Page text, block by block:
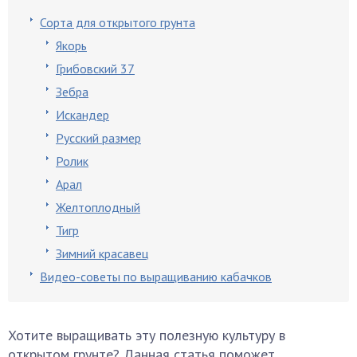
Сорта для открытого грунта
Якорь
Грибовский 37
Зебра
Искандер
Русский размер
Ролик
Арал
Желтоплодный
Тигр
Зимний красавец
Видео-советы по выращиванию кабачков
Хотите выращивать эту полезную культуру в